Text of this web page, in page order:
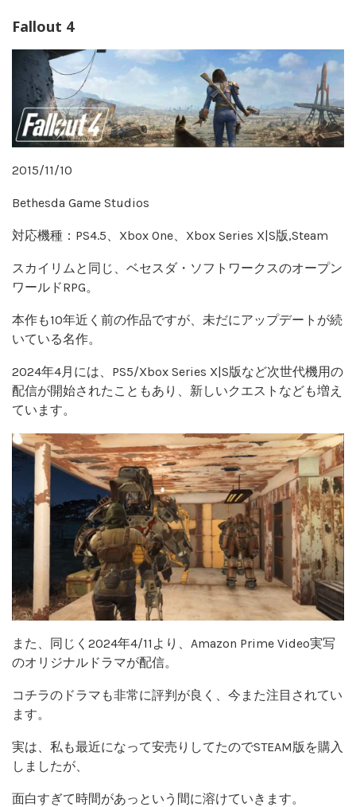
Fallout 4
2015/11/10
Bethesda Game Studios
対応機種：PS4.5、Xbox One、Xbox Series X|S版,Steam
スカイリムと同じ、ベセスダ・ソフトワークスのオープン
ワールドRPG。
本作も10年近く前の作品ですが、未だにアップデートが続
いている名作。
2024年4月には、PS5/Xbox Series X|S版など次世代機用の
配信が開始されたこともあり、新しいクエストなども増え
ています。
また、同じく2024年4/11より、Amazon Prime Video実写
のオリジナルドラマが配信。
コチラのドラマも非常に評判が良く、今また注目されてい
ます。
実は、私も最近になって安売りしてたのでSTEAM版を購入
しましたが、
面白すぎて時間があっという間に溶けていきます。